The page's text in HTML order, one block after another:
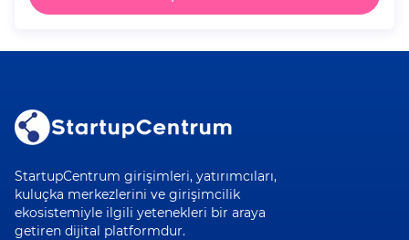
StartupCentrum girişimleri, yatırımcıları,
kuluçka merkezlerini ve girişimcilik
ekosistemiyle ilgili yetenekleri bir araya
getiren dijital platformdur.